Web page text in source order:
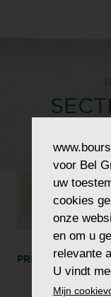
PRINT DEEL
voor Bel
uw
cookies
onze
en om u
relevante
U vindt
Mijn